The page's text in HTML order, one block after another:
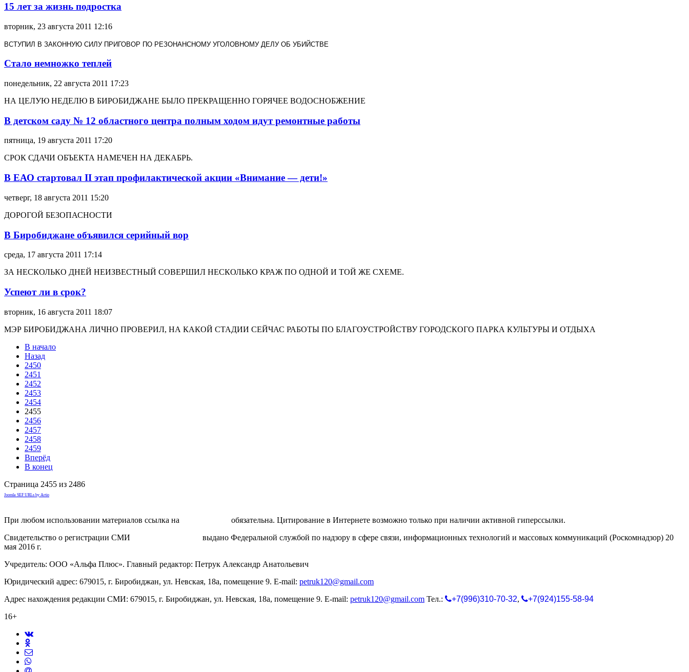
15 лет за жизнь подростка
вторник, 23 августа 2011 12:16
ВСТУПИЛ В ЗАКОННУЮ СИЛУ ПРИГОВОР ПО РЕЗОНАНСНОМУ УГОЛОВНОМУ ДЕЛУ ОБ УБИЙСТВЕ
Стало немножко теплей
понедельник, 22 августа 2011 17:23
НА ЦЕЛУЮ НЕДЕЛЮ В БИРОБИДЖАНЕ БЫЛО ПРЕКРАЩЕННО ГОРЯЧЕЕ ВОДОСНОБЖЕНИЕ
В детском саду № 12 областного центра полным ходом идут ремонтные работы
пятница, 19 августа 2011 17:20
СРОК СДАЧИ ОБЪЕКТА НАМЕЧЕН НА ДЕКАБРЬ.
В ЕАО стартовал II этап профилактической акции «Внимание — дети!»
четверг, 18 августа 2011 15:20
ДОРОГОЙ БЕЗОПАСНОСТИ
В Биробиджане объявился серийный вор
среда, 17 августа 2011 17:14
ЗА НЕСКОЛЬКО ДНЕЙ НЕИЗВЕСТНЫЙ СОВЕРШИЛ НЕСКОЛЬКО КРАЖ ПО ОДНОЙ И ТОЙ ЖЕ СХЕМЕ.
Успеют ли в срок?
вторник, 16 августа 2011 18:07
МЭР БИРОБИДЖАНА ЛИЧНО ПРОВЕРИЛ, НА КАКОЙ СТАДИИ СЕЙЧАС РАБОТЫ ПО БЛАГОУСТРОЙСТВУ ГОРОДСКОГО ПАРКА КУЛЬТУРЫ И ОТДЫХА
В начало
Назад
2450
2451
2452
2453
2454
2455
2456
2457
2458
2459
Вперёд
В конец
Страница 2455 из 2486
Joomla SEF URLs by Artio
При любом использовании материалов ссылка на
обязательна. Цитирование в Интернете возможно только при наличии активной гиперссылки.
Свидетельство о регистрации СМИ
выдано Федеральной службой по надзору в сфере связи, информационных технологий и массовых коммуникаций (Роскомнадзор) 20
мая 2016 г.
Учредитель: ООО «Альфа Плюс». Главный редактор: Петрук Александр Анатольевич
Юридический адрес: 679015, г. Биробиджан, ул. Невская, 18а, помещение 9. E-mail: petruk120@gmail.com
Адрес нахождения редакции СМИ: 679015, г. Биробиджан, ул. Невская, 18а, помещение 9. E-mail: petruk120@gmail.com Тел.: +7(996)310-70-32,
+7(924)155-58-94
16+